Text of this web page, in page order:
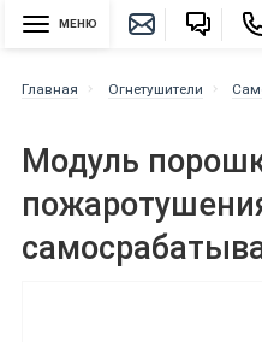
МЕНЮ
Главная Огнетушители
Модуль